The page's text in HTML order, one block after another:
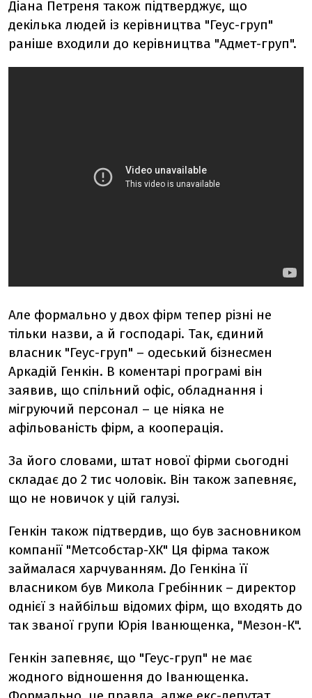
Діана Петреня також підтверджує, що
декілька людей із керівництва "Геус-груп"
раніше входили до керівництва "Адмет-груп".
Але формально у двох фірм тепер різні не
тільки назви, а й господарі. Так, єдиний
власник "Геус-груп" – одеський бізнесмен
Аркадій Генкін. В коментарі програмі він
заявив, що спільний офіс, обладнання і
мігруючий персонал – це ніяка не
афільованість фірм, а кооперація.
За його словами, штат нової фірми сьогодні
складає до 2 тис чоловік. Він також запевняє,
що не новичок у цій галузі.
Генкін також підтвердив, що був засновником
компанії "Метсобстар-ХК" Ця фірма також
займалася харчуванням. До Генкіна її
власником був Микола Гребінник – директор
однієї з найбільш відомих фірм, що входять до
так званої групи Юрія Іванющенка, "Мезон-К".
Генкін запевняє, що "Геус-груп" не має
жодного відношення до Іванющенка.